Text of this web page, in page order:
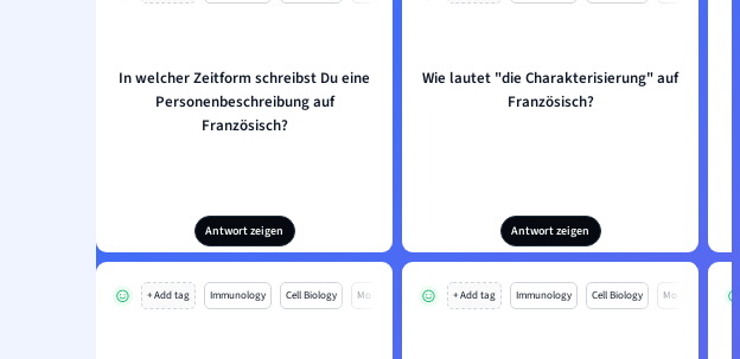
In welcher Zeitform schreibst Du eine
Personenbeschreibung auf
Französisch?
Antwort zeigen
Wie lautet "die Charakterisierung" auf
Französisch?
Antwort zeigen
+ Add tag Immunology Cell Biology Mo + Add tag Immunology Cell Biology Mo